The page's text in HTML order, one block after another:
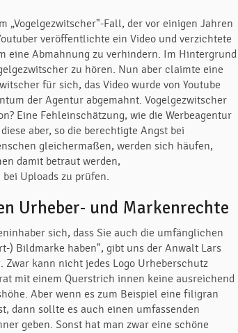
„Vogelgezwitscher"-Fall, der vor einigen Jahren
veröffentlichte ein Video und verzichtete
eine Abmahnung zu verhindern. Im Hintergrund
zu hören. Nun aber claimte eine
für sich, das Video wurde von Youtube
der Agentur abgemahnt. Vogelgezwitscher
Eine Fehleinschätzung, wie die Werbeagentur
aber, so die berechtigte Angst bei
gleichermaßen, werden sich häufen,
damit betraut werden,
Uploads zu prüfen.
Urheber- und Markenrechte
sich, dass Sie auch die umfänglichen
) Bildmarke haben", gibt uns der Anwalt Lars
Zwar kann nicht jedes Logo Urheberschutz
mit einem Querstrich innen keine ausreichend
Aber wenn es zum Beispiel eine filigran
dann sollte es auch einen umfassenden
geben. Sonst hat man zwar eine schöne